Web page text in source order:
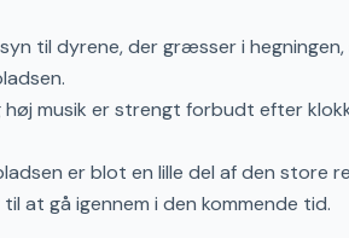
til dyrene, der græsser i
høj musik er strengt forbudt efter
er blot en lille del af den store
at gå igennem i den kommende tid.